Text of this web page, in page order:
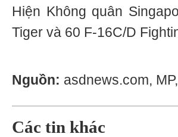
Hiện Không quân
Tiger và 60 F-16C/D
Nguồn: asdnews.com,
Các tin khác